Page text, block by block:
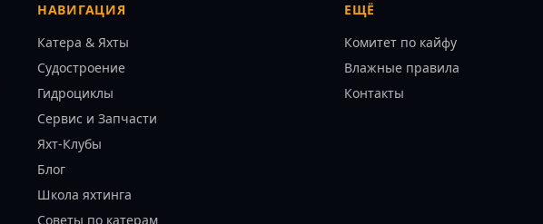
НАВИГАЦИЯ
Катера & Яхты
Судостроение
Гидроциклы
Сервис и Запчасти
Яхт-Клубы
Блог
Школа яхтинга
Советы по катерам
ЕЩЁ
Комитет по кайфу
Влажные правила
Контакты